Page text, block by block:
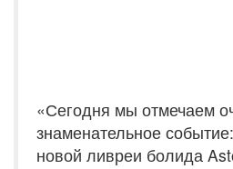
«Сегодня мы отмечаем
знаменательное
новой ливреи болида